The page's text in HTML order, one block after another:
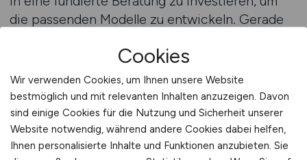
die passenden Modelle zu entwickeln. Gerade
Teams eng zusammenarbeiten, lassen sich
individuelle Lösungen oft schnell umsetzen. Eine
professionelle Beratung hilft, Potenziale zu
erkennen, Risiken zu vermeiden und Modelle zu
gestalten, die sowohl wirtschaftlich sinnvoll als
auch sozial verträglich sind.
Cookies
Wir verwenden Cookies, um Ihnen unsere Website
bestmöglich und mit relevanten Inhalten anzuzeigen. Davon
sind einige Cookies für die Nutzung und Sicherheit unserer
Website notwendig, während andere Cookies dabei helfen,
Ihnen personalisierte Inhalte und Funktionen anzubieten. Sie